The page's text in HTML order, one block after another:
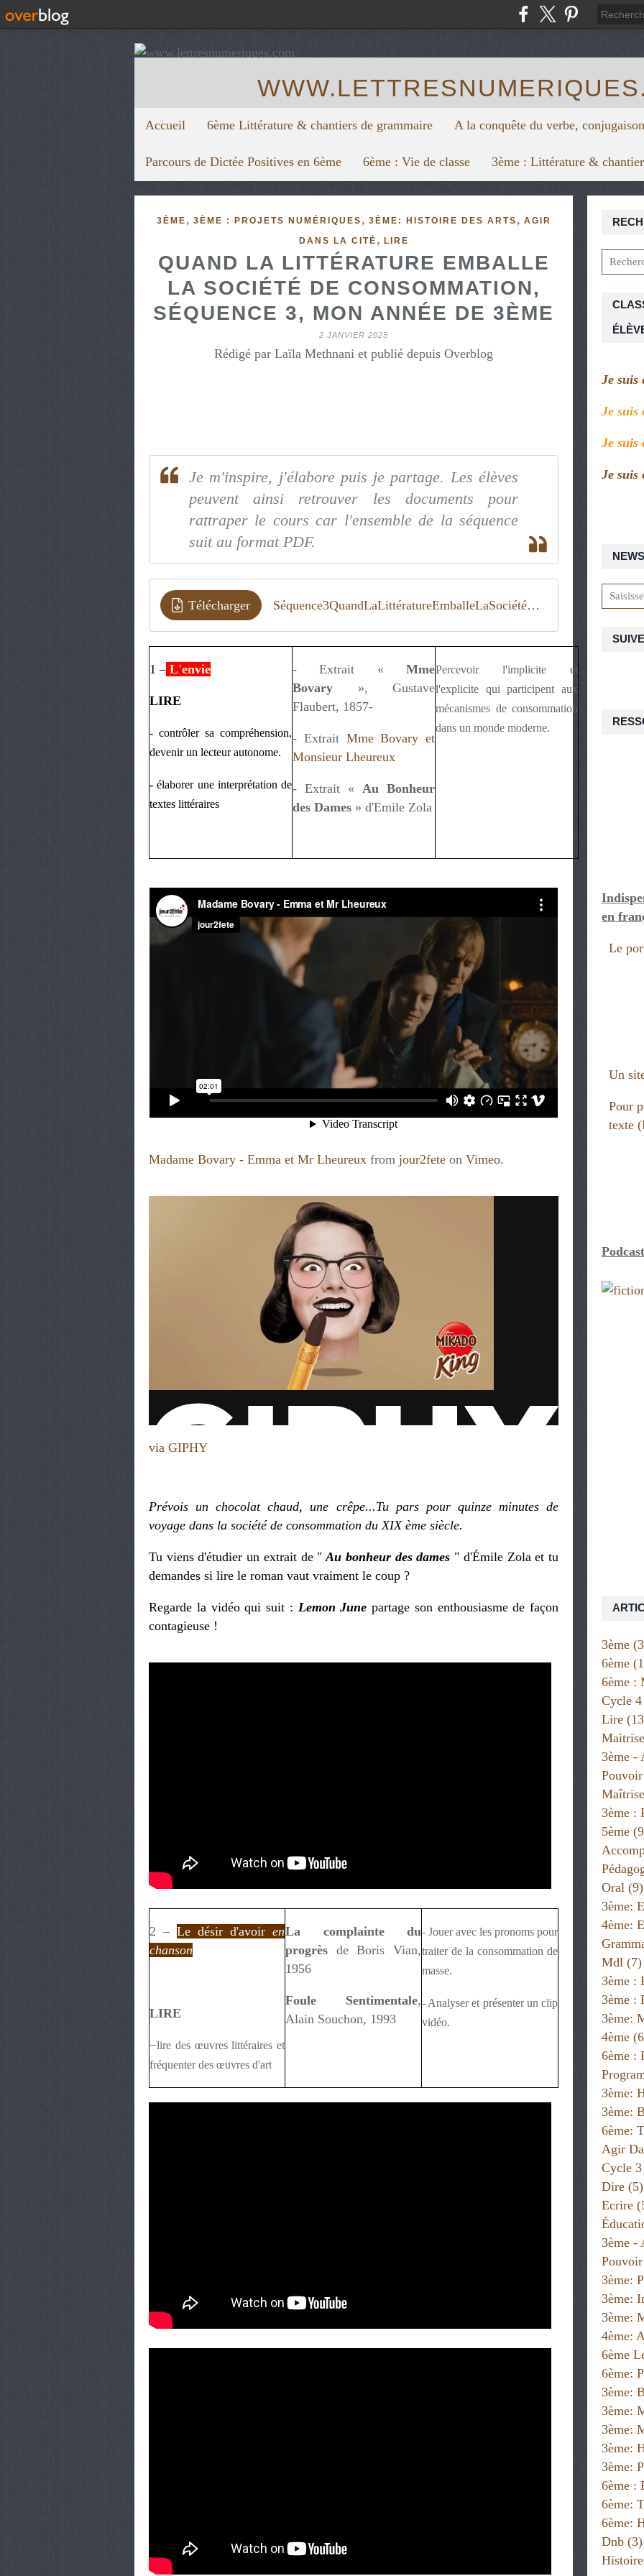
Accueil 6ème Littérature & chantiers de grammaire A la conquête du verbe,
Parcours de Dictée Positives en 6ème 6ème : Vie de classe 3ème : Littérature &
3ÈME , 3ÈME : PROJETS NUMÉRIQUES , 3ÈME: HISTOIRE DES ARTS , AGIR
DANS LA CITÉ , LIRE
QUAND LA LITTÉRATURE EMBALLE
LA SOCIÉTÉ DE CONSOMMATION,
SÉQUENCE 3, MON ANNÉE DE 3ÈME
2 JANVIER 2025
Rédigé par Laïla Methnani et publié depuis Overblog
Je m'inspire, j'élabore puis je partage. Les élèves
peuvent ainsi retrouver les documents pour
rattraper le cours car l'ensemble de la séquence
suit au format PDF.
Télécharger Séquence3QuandLaLittératureEmballeLaSociétéDeConsommationNiveau3èmeLaïlaMethnaniVersionElève
1 – L'envie
LIRE
- contrôler sa compréhension,
devenir un lecteur autonome.
-élaborer une interprétation de
textes littéraires
- Extrait « Mme
Bovary », Gustave
Flaubert, 1857-
- Extrait Mme Bovary et
Monsieur Lheureux
- Extrait « Au Bonheur
des Dames » d'Emile Zola
Percevoir l'implicite et
l'explicite qui participent aux
mécanismes de consommation
dans un monde moderne.
Madame Bovary - Emma et Mr Lheureux from jour2fete on Vimeo.
via GIPHY
Prévois un chocolat chaud, une crêpe...Tu pars pour quinze minutes de
voyage dans la société de consommation du XIX ème siècle.
Tu viens d'étudier un extrait de " Au bonheur des dames " d'Émile Zola et tu
demandes si lire le roman vaut vraiment le coup ?
Regarde la vidéo qui suit : Lemon June partage son enthousiasme de façon
contagieuse !
2 – Le désir d'avoir en
chanson
LIRE
−lire des œuvres littéraires et
fréquenter des œuvres d'art
La complainte du
progrès de Boris Vian,
1956
Foule Sentimentale,
Alain Souchon, 1993
- Jouer avec les pronoms pour
traiter de la consommation de
masse.
- Analyser et présenter un clip
vidéo.
3ème
6ème
6ème :
Cycle 4
Lire
3ème -
Pouvoir
3ème :
5ème
Oral (9)
3ème:
4ème:
Mdl (7)
3ème :
3ème :
3ème:
4ème
6ème :
3ème:
3ème:
6ème:
Agir
Cycle 3
Dire (5)
Ecrire
3ème -
Pouvoir
3ème:
3ème:
3ème:
4ème:
6ème
6ème:
3ème:
3ème:
3ème:
3ème:
3ème:
6ème :
6ème:
6ème:
Dnb (3)
Je suis
Je suis
Je suis
Je suis
en
Le
Un
Pour
texte
https://